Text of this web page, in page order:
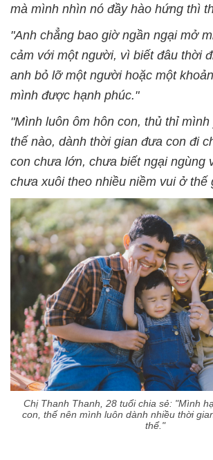
mà mình nhìn nó đầy hào hứng thì
"Anh chẳng bao giờ ngần ngại mở
cảm với một người, vì biết đâu thời
anh bỏ lỡ một người hoặc một
mình được hạnh phúc."
"Mình luôn ôm hôn con, thủ thỉ
thế nào, dành thời gian đưa con đi
con chưa lớn, chưa biết ngại ngùng
chưa xuôi theo nhiều niềm vui ở thế
Chị Thanh Thanh, 28 tuổi chia sẻ: "Mình
con, thế nên mình luôn dành nhiều thời
thể."